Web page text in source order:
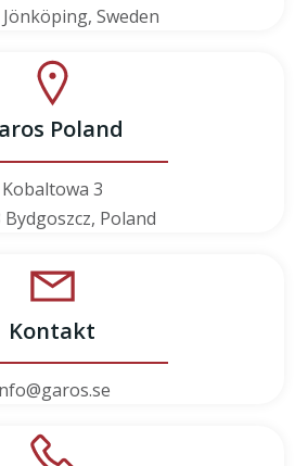
Sweden
Poland
Kobaltowa 3
Bydgoszcz, Poland
Kontakt